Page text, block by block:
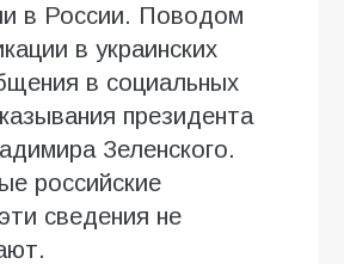
в России. Поводом
в украинских
в социальных
президента
Зеленского.
российские
сведения не